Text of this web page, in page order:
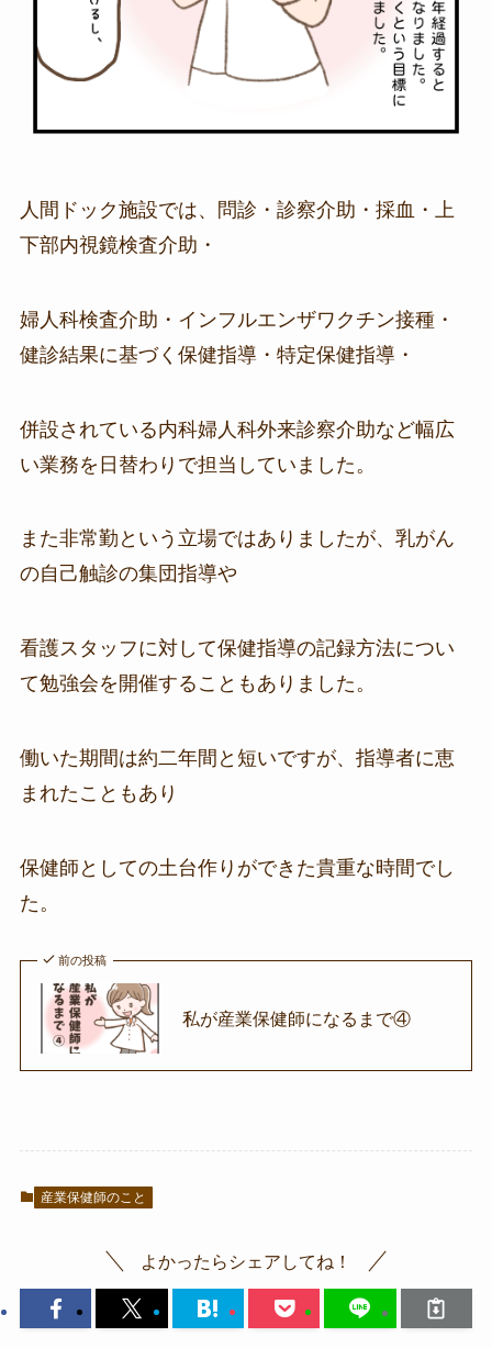
人間ドック施設では、問診・診察介助・採血・上
下部内視鏡検査介助・
婦人科検査介助・インフルエンザワクチン接種・
健診結果に基づく保健指導・特定保健指導・
併設されている内科婦人科外来診察介助など幅広
い業務を日替わりで担当していました。
また非常勤という立場ではありましたが、乳がん
の自己触診の集団指導や
看護スタッフに対して保健指導の記録方法につい
て勉強会を開催することもありました。
働いた期間は約二年間と短いですが、指導者に恵
まれたこともあり
保健師としての土台作りができた貴重な時間でし
た。
前の投稿
私が産業保健師になるまで④
産業保健師のこと
よかったらシェアしてね！